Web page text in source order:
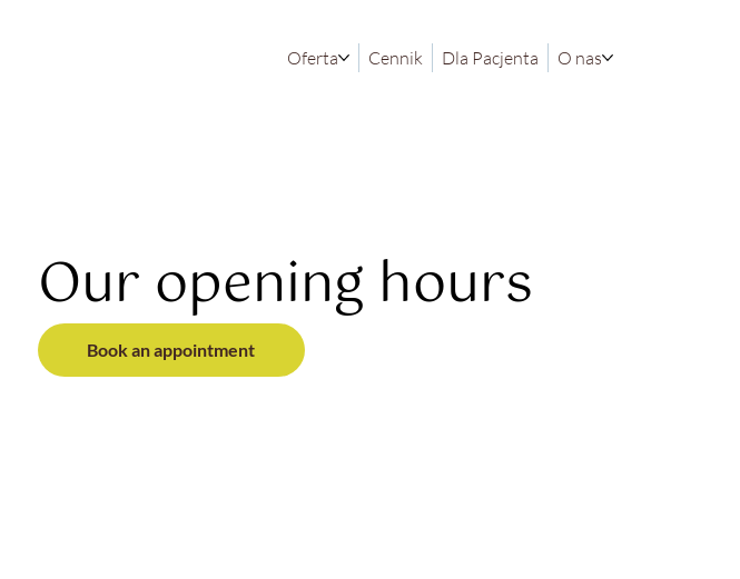
Oferta Cennik Dla Pacjenta O nas
Our opening hours
Book an appointment